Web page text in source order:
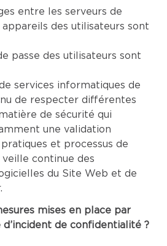
entre les serveurs de
des utilisateurs sont
passe des utilisateurs sont
services informatiques de
de respecter différentes
de sécurité qui
une validation
et processus de
continue des
du Site Web et de
mises en place par
d’incident de confidentialité ?